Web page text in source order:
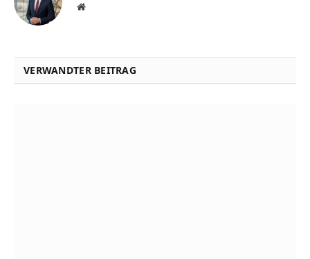
Website
VERWANDTER BEITRAG